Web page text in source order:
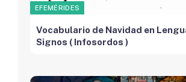
EFEMÉRIDES
Vocabulario de Navidad en
Signos ( Infosordos )